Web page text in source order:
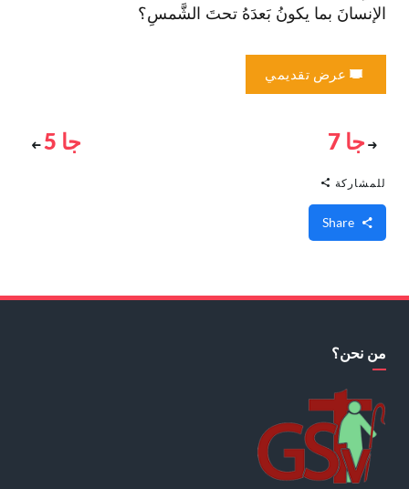
الإنسانَ بما يكونُ بَعدَهُ تحتَ الشَّمسِ؟
عرض تقديمي
جا 7 جا 5
للمشاركة
من نحن؟